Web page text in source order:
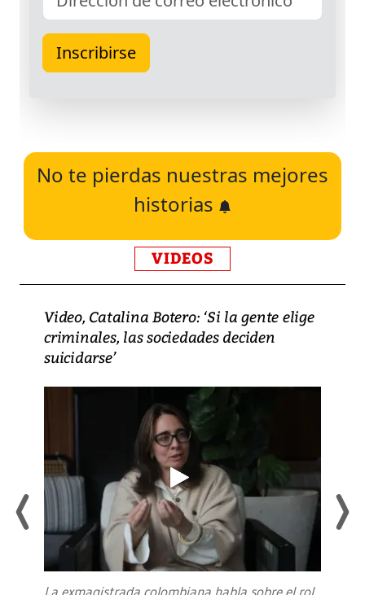
No te pierdas nuestras mejores
historias
VIDEOS
Video, Catalina Botero: ‘Si la gente elige
criminales, las sociedades deciden
suicidarse’
La exmagistrada colombiana habla sobre el rol